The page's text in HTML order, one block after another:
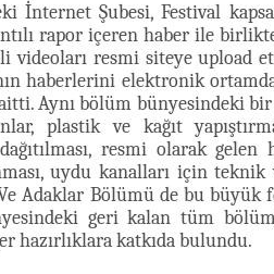
İnternet Şubesi, Festival
rapor içeren haber ile
resmi siteye upload
haberlerini elektronik
Aynı bölüm bünyesindeki bir
plastik ve kağıt
resmi olarak
uydu kanalları için
Adaklar Bölümü de bu büyük
geri kalan tüm
hazırlıklara katkıda bulundu.